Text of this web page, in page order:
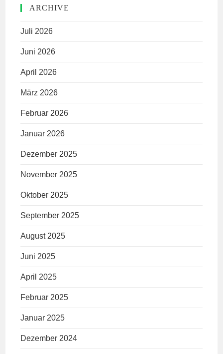
ARCHIVE
Juli 2026
Juni 2026
April 2026
März 2026
Februar 2026
Januar 2026
Dezember 2025
November 2025
Oktober 2025
September 2025
August 2025
Juni 2025
April 2025
Februar 2025
Januar 2025
Dezember 2024